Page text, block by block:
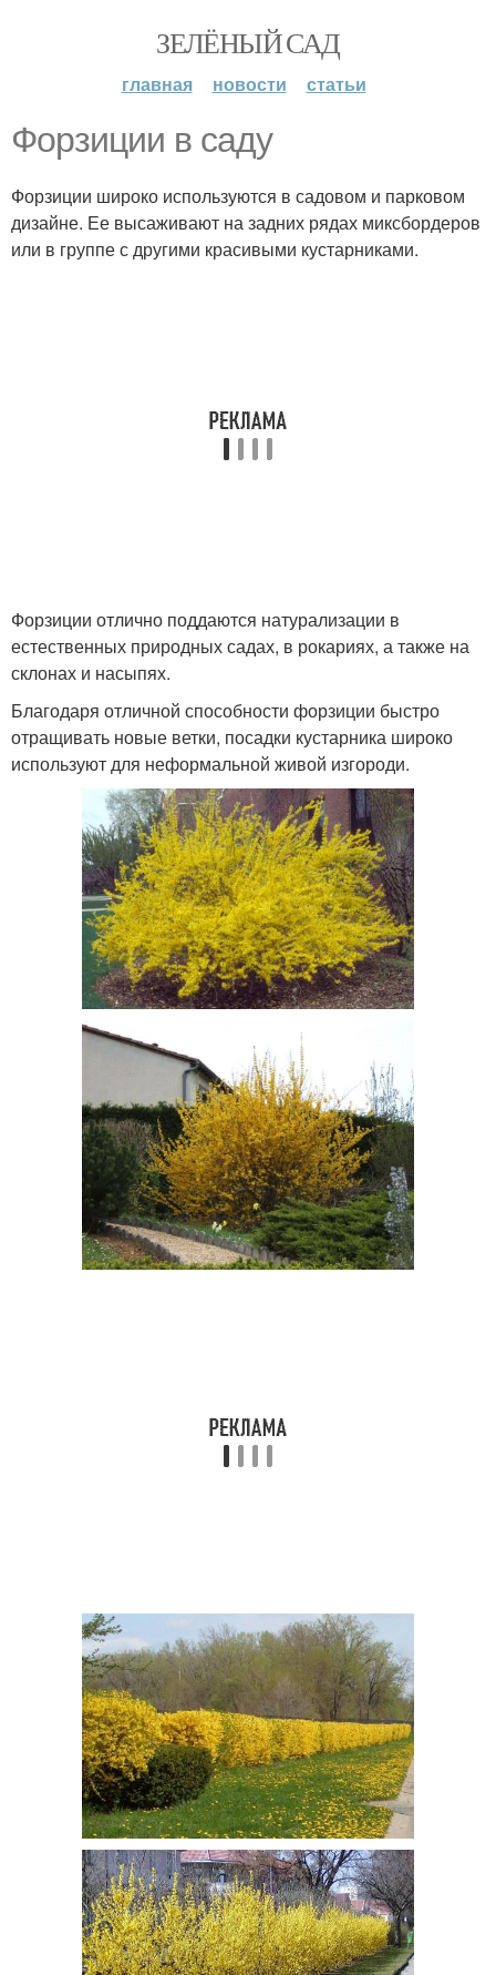
ЗЕЛЁНЫЙ САД
главная новости статьи
Форзиции в саду
Форзиции широко используются в садовом и парковом
дизайне. Ее высаживают на задних рядах миксбордеров
или в группе с другими красивыми кустарниками.
Форзиции отлично поддаются натурализации в
естественных природных садах, в рокариях, а также на
склонах и насыпях.
Благодаря отличной способности форзиции быстро
отращивать новые ветки, посадки кустарника широко
используют для неформальной живой изгороди.